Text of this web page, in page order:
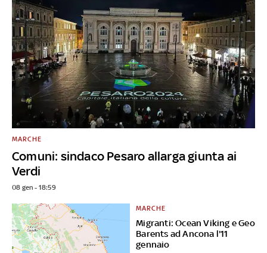
Comuni: sindaco Pesaro allarga giunta ai
Verdi
MARCHE
08 gen - 18:59
Migranti: Ocean Viking e Geo
Barents ad Ancona l'11
gennaio
MARCHE